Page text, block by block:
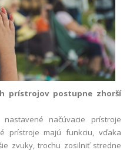
prístrojov postupne zhorší
načúvacie prístroje
prístroje majú funkciu, vďaka
zvuky, trochu zosilniť stredne